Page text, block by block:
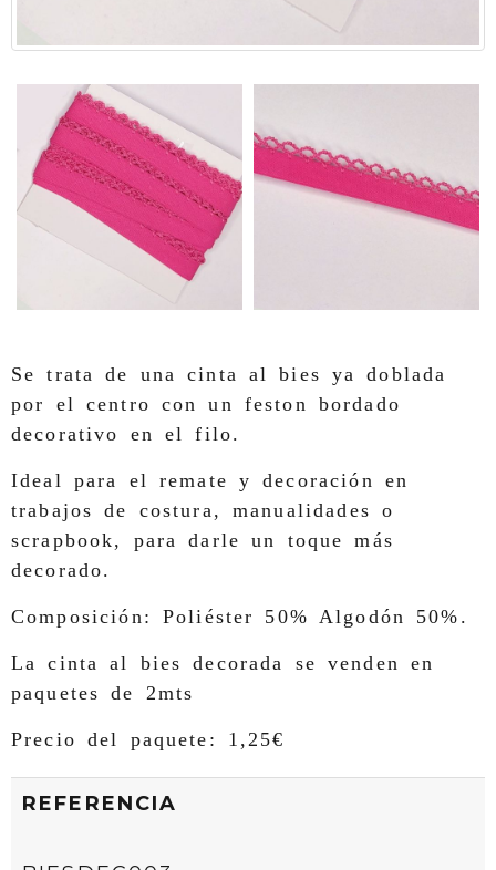
Se trata de una cinta al bies ya doblada
por el centro con un feston bordado
decorativo en el filo.
Ideal para el remate y decoración en
trabajos de costura, manualidades o
scrapbook, para darle un toque más
decorado.
Composición: Poliéster 50% Algodón 50%.
La cinta al bies decorada se venden en
paquetes de 2mts
Precio del paquete: 1,25€
REFERENCIA